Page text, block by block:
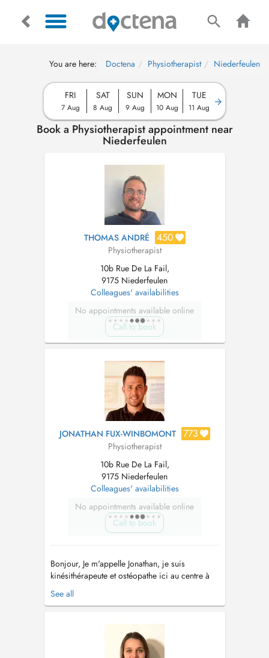
You are here: Doctena Physiotherapist Niederfeulen
FRI
7 Aug
SAT
8 Aug
SUN
9 Aug
MON
10 Aug
TUE
11 Aug
Book a Physiotherapist appointment near
Niederfeulen
THOMAS ANDRÉ 450
Physiotherapist
10b Rue De La Fail,
9175 Niederfeulen
Colleagues' availabilities
No appointments available online
Call to book
JONATHAN FUX-WINBOMONT 773
Physiotherapist
10b Rue De La Fail,
9175 Niederfeulen
Colleagues' availabilities
No appointments available online
Call to book
Bonjour, Je m'appelle Jonathan, je suis
kinésithérapeute et ostéopathe ici au centre à
Feulen. Voilà déjà 10 ans que je travaille au
Luxembourg comme kinésithérapeute puis
je ne cesse de me former depuis la fin de mes
études en 2013. J'ai enchainé a...
See all